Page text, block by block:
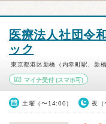
医療法人社団令
ック
東京都港区新橋（内幸町駅、新
マイナ受付 (スマホ可)
土曜（〜14:00） 夜（